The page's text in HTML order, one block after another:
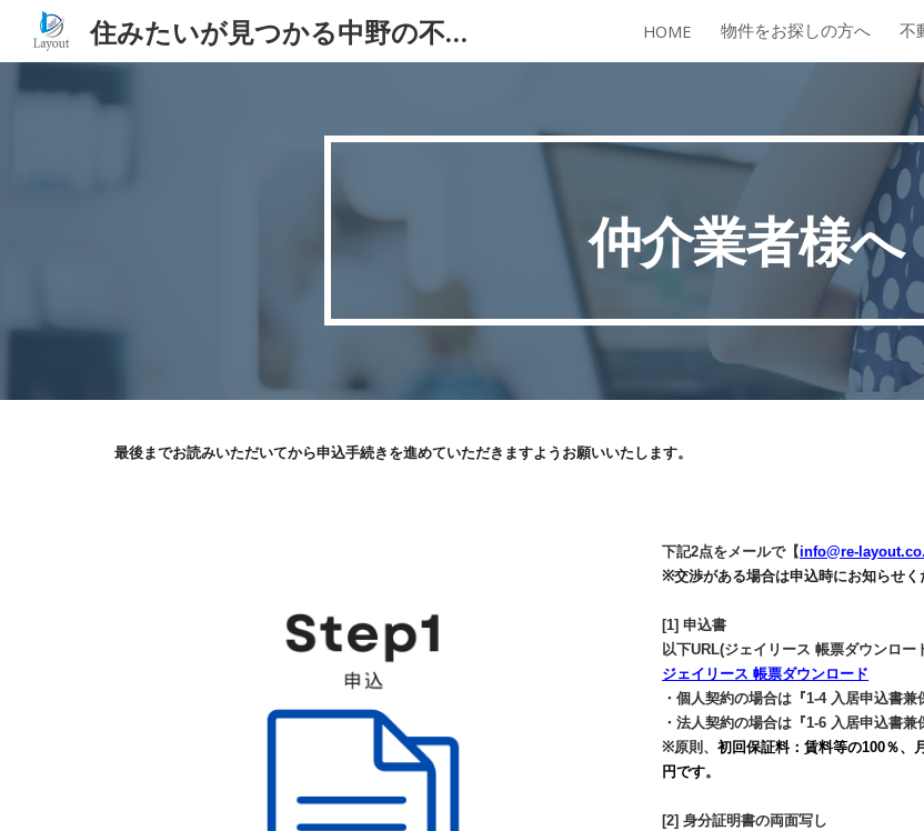
Skip
住みたいが見つかる中野の不動産会社『株式会社Layout』 HOME 物件をお探しの方へ 不
仲介業者様へ
最後までお読みいただいてから申込手続きを進めていただきますようお願いいたします。
下記2点をメールで【info@re-
※交渉がある場合は申込時にお知らせ
[1] 申込書
以下URL(ジェイリース 帳票ダウンロー
ジェイリース 帳票ダウンロード
・個人契約の場合は『1-4 入居申込書兼
・法人契約の場合は『1-6 入居申込書兼
※原則、初回保証料：賃料等の100％、
円です。
[2] 身分証明書の両面写し